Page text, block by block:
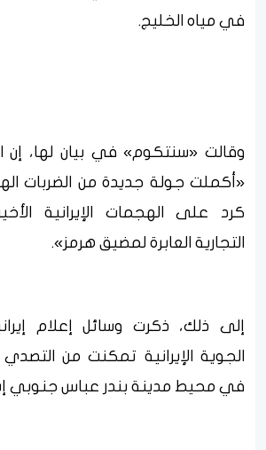
في مياه الخليج.
وقالت «سنتكوم» في بيان لها، إن
«أكملت جولة جديدة من الضربات
كرد على الهجمات الإيرانية
التجارية العابرة لمضيق هرمز».
إلى ذلك، ذكرت وسائل إعلام
الجوية الإيرانية تمكنت من
في محيط مدينة بندر عباس جنوبي